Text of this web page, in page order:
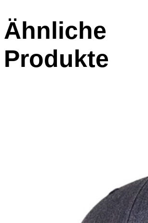
Ähnliche
Produkte